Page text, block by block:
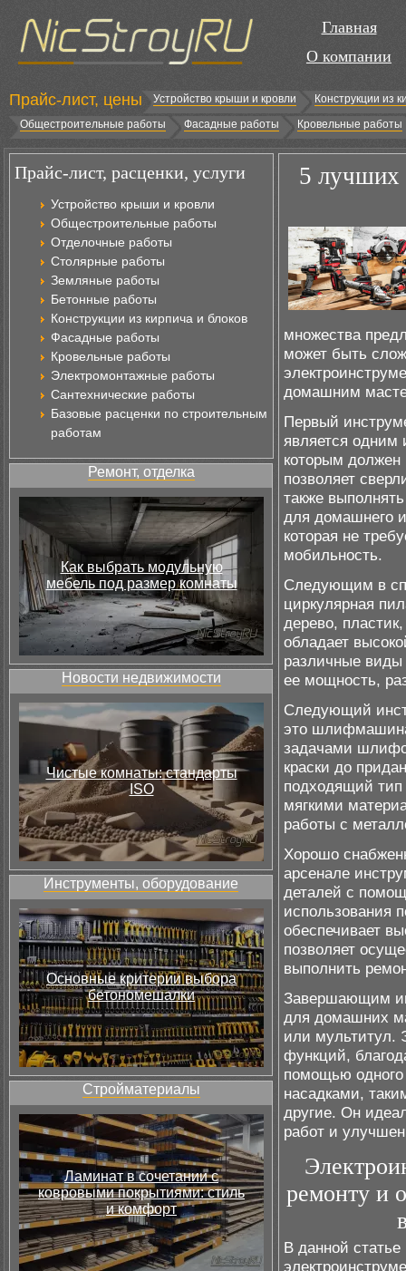
Главная
О компании
Прайс-лист, цены Устройство крыши и кровли
Конструкции из
Общестроительные работы
Фасадные работы Кровельные работы
Прайс-лист, расценки, услуги
Устройство крыши и кровли
Общестроительные работы
Отделочные работы
Столярные работы
Земляные работы
Бетонные работы
Конструкции из кирпича и блоков
Фасадные работы
Кровельные работы
Электромонтажные работы
Сантехнические работы
Базовые расценки по строительным
работам
Ремонт, отделка
Как выбрать модульную
мебель под размер комнаты
Новости недвижимости
Чистые комнаты: стандарты
ISO
Инструменты, оборудование
Основные критерии выбора
бетономешалки
Стройматериалы
Ламинат в сочетании с
ковровыми покрытиями: стиль
и комфорт
5 лучших
множества
может быть
домашним
Первый
является одним
которым
позволяет
также
для домашнего
которая не
мобильность.
Следующим в
циркулярная
дерево,
обладает
различные
ее мощность,
Следующий
это
задачами
краски до
подходящий
мягкими
работы с
Хорошо
арсенале
деталей с
использования
обеспечивает
позволяет
выполнить
Завершающим
для домашних
или мультитул.
функций,
помощью
насадками,
другие. Он
работ и
ремонту и
В данной